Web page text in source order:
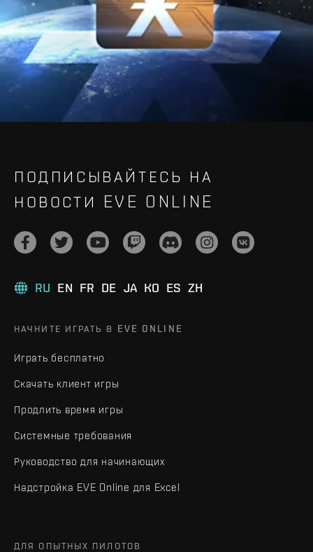
ПОДПИСЫВАЙТЕСЬ НА
НОВОСТИ EVE ONLINE
RU EN FR DE JA KO ES ZH
НАЧНИТЕ ИГРАТЬ В EVE ONLINE
Играть бесплатно
Скачать клиент игры
Продлить время игры
Системные требования
Руководство для начинающих
Надстройка EVE Online для Excel
ДЛЯ ОПЫТНЫХ ПИЛОТОВ